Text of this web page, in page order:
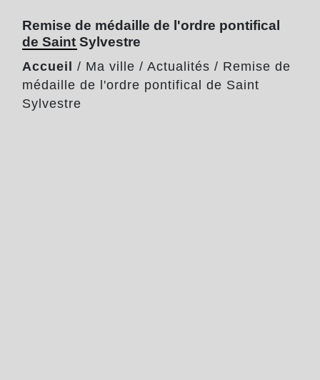
Remise de médaille de l'ordre pontifical
de Saint Sylvestre
Accueil / Ma ville / Actualités / Remise de
médaille de l'ordre pontifical de Saint
Sylvestre